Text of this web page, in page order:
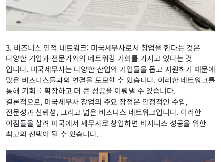
3. 비즈니스 인적 네트워크: 미국세무사로서 창업을 한다는 것은
다양한 기업과 전문가와의 네트워킹 기회를 가지고 있다는 것
입니다. 미국세무사는 다양한 산업의 기업들을 돕고 지원하기 때문에
많은 비즈니스들과의 연결을 도모할 수 있습니다. 이러한 네트워크를
통해 기회를 확장하고 더 큰 성공을 이뤄낼 수 있습니다.
결론적으로, 미국세무사 창업의 주요 장점은 안정적인 수입,
전문성과 신뢰성, 그리고 넓은 비즈니스 네트워크입니다. 이러한
이점들을 살려 미국에서 세무사로 창업하면 비지니스 성공을 위한
최고의 선택이 될 수 있습니다.